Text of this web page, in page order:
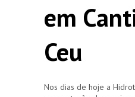
em
Ceu
Nos dias de hoje a